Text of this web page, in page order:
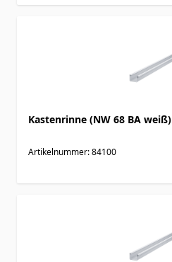
Kastenrinne (NW 68 BA weiß)
Artikelnummer: 84100